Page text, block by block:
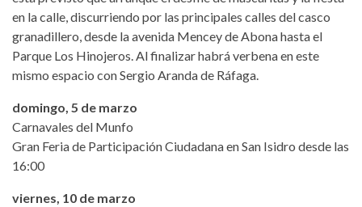
en la calle, discurriendo por las principales calles del casco
granadillero, desde la avenida Mencey de Abona hasta el
Parque Los Hinojeros. Al finalizar habrá verbena en este
mismo espacio con Sergio Aranda de Ráfaga.
domingo, 5 de marzo
Carnavales del Munfo
Gran Feria de Participación Ciudadana en San Isidro desde las
16:00
viernes, 10 de marzo